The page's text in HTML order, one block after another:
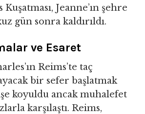
Kuşatması, Jeanne’ın şehre
gün sonra kaldırıldı.
ve Esaret
Reims’te taç
bir sefer başlatmak
koyuldu ancak muhalefet
karşılaştı. Reims,